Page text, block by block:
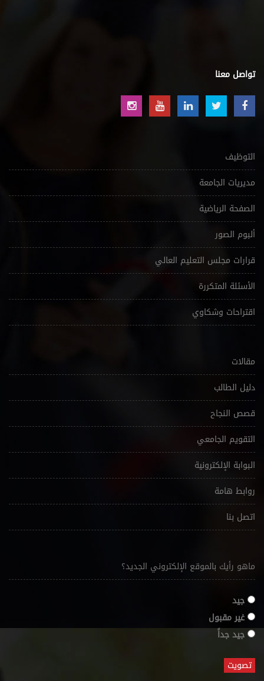
تواصل معنا
التوظيف
مديريات الجامعة
الصفحة الرياضية
ألبوم الصور
قرارات مجلس التعليم العالي
الأسئلة المتكررة
اقتراحات وشكاوي
مقالات
دليل الطالب
قصص النجاح
التقويم الجامعي
البوابة الإلكترونية
روابط هامة
اتصل بنا
ماهو رأيك بالموقع الإلكتروني الجديد؟
جيد
غير مقبول
جيد جداً